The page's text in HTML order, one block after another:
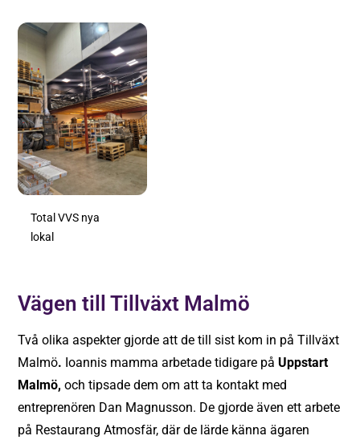
Total VVS nya
lokal
Vägen till Tillväxt Malmö
Två olika aspekter gjorde att de till sist kom in på Tillväxt
Malmö. Ioannis mamma arbetade tidigare påUppstart
Malmö, och tipsade dem om att ta kontakt med
entreprenören Dan Magnusson. De gjorde även ett arbete
på Restaurang Atmosfär, där de lärde känna ägaren